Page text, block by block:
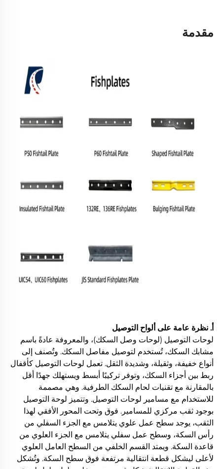
مقدمة
أ. نظرة عامة على ألواح التوصيل
لوحات التوصيل (لوحات وصل السكك)، والمعروفة عادةً باسم
مشابك السكك، تُستخدم لتوصيل مفاصل السكك. وتُصنف إلى
أنواع خفيفة، وثقيلة، وشديدة الثقل. تعمل لوحات التوصيل كأقفال
ربط بين أجزاء السكك، وتوفر تركيبًا أبسط ويستهلك جهدًا أقل
بالمقارنة مع تقنيات لحام السكك الطرفية. وهي مصممة
للاستخدام مع مسامير لوحات التوصيل. وتتميز لوحة التوصيل
بوجود ثقب مركزي للمسامير. فوق وتحت المحور الأفقي لهذا
الثقب، يوجد سطح عمل علوي يتلامس مع الجزء السفلي من
رأس السكة، وسطح عمل سفلي يتلامس مع الجزء العلوي من
قاعدة السكة. ويمتد القسم الخلفي من السطح العامل العلوي
لأعلى ليشكل قطعة انتقالية مرتفعة فوق سطح السكة. وتُشكل